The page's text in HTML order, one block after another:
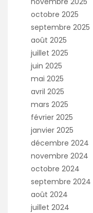
octobre 2025
septembre 2025
août 2025
juillet 2025
juin 2025
mai 2025
avril 2025
mars 2025
février 2025
janvier 2025
décembre 2024
novembre 2024
octobre 2024
septembre 2024
août 2024
juillet 2024